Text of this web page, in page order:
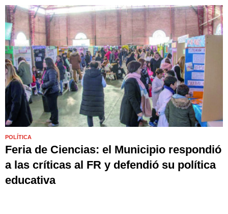
POLÍTICA
Feria de Ciencias: el Municipio respondió
a las críticas al FR y defendió su política
educativa